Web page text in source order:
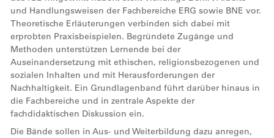
und Handlungsweisen der Fachbereiche ERG sowie BNE vor.
Theoretische Erläuterungen verbinden sich dabei mit
erprobten Praxisbeispielen. Begründete Zugänge und
Methoden unterstützen Lernende bei der
Auseinandersetzung mit ethischen, religionsbezogenen und
sozialen Inhalten und mit Herausforderungen der
Nachhaltigkeit. Ein Grundlagenband führt darüber hinaus in
die Fachbereiche und in zentrale Aspekte der
fachdidaktischen Diskussion ein.
Die Bände sollen in Aus- und Weiterbildung dazu anregen,